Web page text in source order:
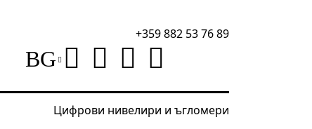
+359 882 53 76 89
BG
Цифрови нивелири и ъгломери